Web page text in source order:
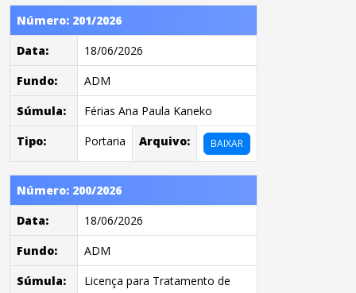
Número: 201/2026
Data:
18/06/2026
Fundo:
ADM
Súmula:
Férias Ana Paula Kaneko
Tipo:
Portaria Arquivo: BAIXAR
Número: 200/2026
Data:
18/06/2026
Fundo:
ADM
Súmula:
Licença para Tratamento de